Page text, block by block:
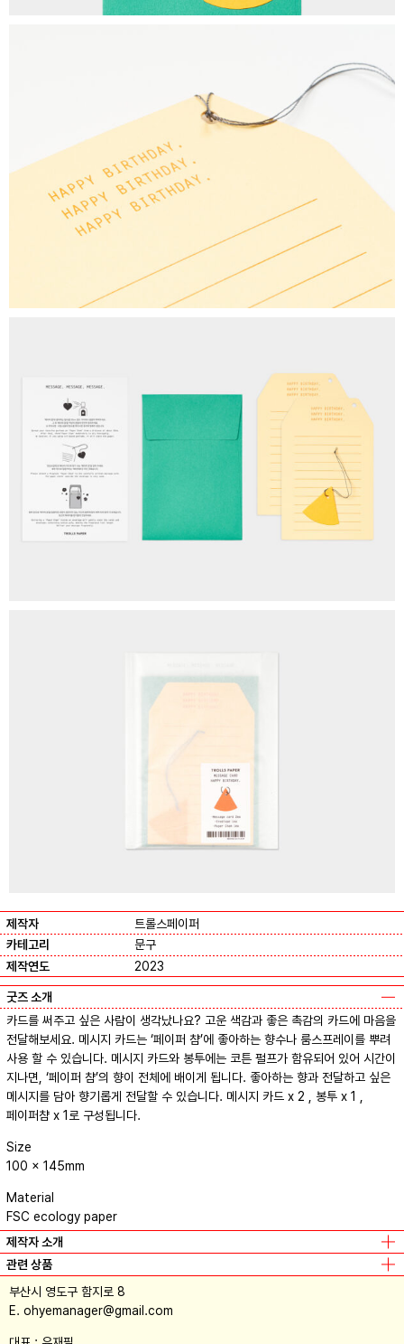
제작자
트롤스페이퍼
카테고리
문구
제작연도
2023
굿즈 소개
카드를 써주고 싶은 사람이 생각났나요? 고운 색감과 좋은 촉감의 카드에 마음을
전달해보세요. 메시지 카드는 ‘페이퍼 챰’에 좋아하는 향수나 룸스프레이를 뿌려
사용 할 수 있습니다. 메시지 카드와 봉투에는 코튼 펄프가 함유되어 있어 시간이
지나면, ‘페이퍼 챰’의 향이 전체에 배이게 됩니다. 좋아하는 향과 전달하고 싶은
메시지를 담아 향기롭게 전달할 수 있습니다. 메시지 카드 x 2 , 봉투 x 1 ,
페이퍼챰 x 1로 구성됩니다.
Size
100 × 145mm
Material
FSC ecology paper
제작자 소개
관련 상품
Color memo paper
Bookmark set (4Type)
부산시 영도구 함지로 8
E. ohyemanager@gmail.com